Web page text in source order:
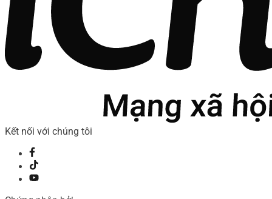
Kết nối với chúng tôi